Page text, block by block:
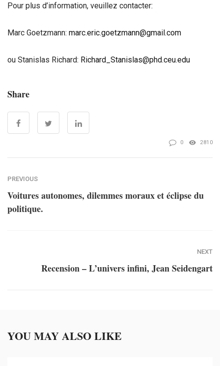
Pour plus d’information, veuillez contacter:
Marc Goetzmann: marc.eric.goetzmann@gmail.com
ou Stanislas Richard: Richard_Stanislas@phd.ceu.edu
Share
0 2810
PREVIOUS
Voitures autonomes, dilemmes moraux et éclipse du
politique.
NEXT
Recension – L’univers infini, Jean Seidengart
YOU MAY ALSO LIKE